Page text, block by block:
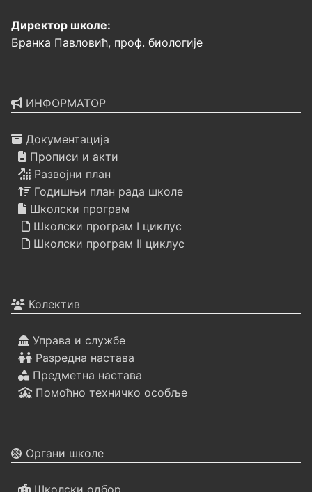
Директор школе:
Бранка Павловић, проф. биологије
ИНФОРМАТОР
Документација
Прописи и акти
Развојни план
Годишњи план рада школе
Школски програм
Школски програм I циклус
Школски програм II циклус
Колектив
Управа и службе
Разредна настава
Предметна настава
Помоћно техничко особље
Органи школе
Школски одбор